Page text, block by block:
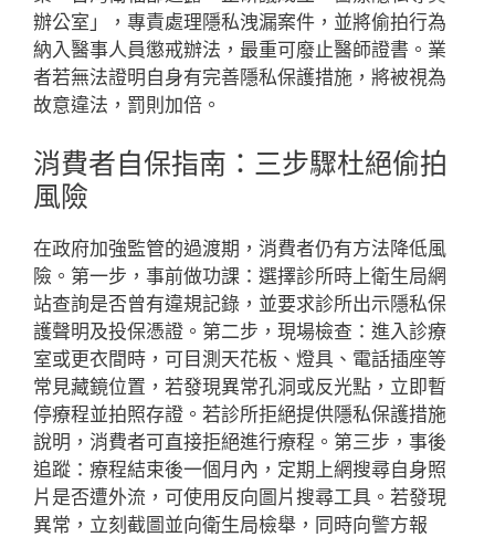
辦公室」，專責處理隱私洩漏案件，並將偷拍行為
納入醫事人員懲戒辦法，最重可廢止醫師證書。業
者若無法證明自身有完善隱私保護措施，將被視為
故意違法，罰則加倍。
消費者自保指南：三步驟杜絕偷拍
風險
在政府加強監管的過渡期，消費者仍有方法降低風
險。第一步，事前做功課：選擇診所時上衛生局網
站查詢是否曾有違規記錄，並要求診所出示隱私保
護聲明及投保憑證。第二步，現場檢查：進入診療
室或更衣間時，可目測天花板、燈具、電話插座等
常見藏鏡位置，若發現異常孔洞或反光點，立即暫
停療程並拍照存證。若診所拒絕提供隱私保護措施
說明，消費者可直接拒絕進行療程。第三步，事後
追蹤：療程結束後一個月內，定期上網搜尋自身照
片是否遭外流，可使用反向圖片搜尋工具。若發現
異常，立刻截圖並向衛生局檢舉，同時向警方報